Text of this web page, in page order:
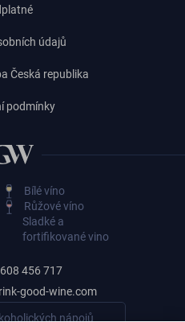
údajů
Česká republika
podmínky
Bílé víno
Růžové víno
Sladké a
fortifikované vino
456 717
good-wine.com
nápojů